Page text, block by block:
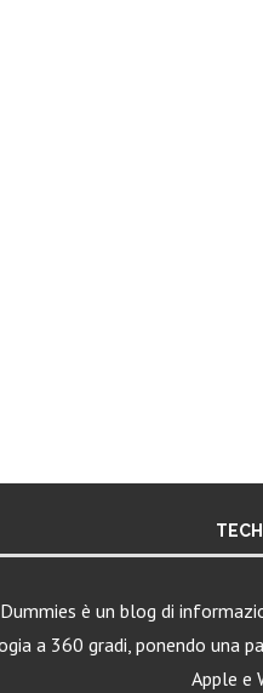
è un blog di
a 360 gradi, ponendo una
Apple e